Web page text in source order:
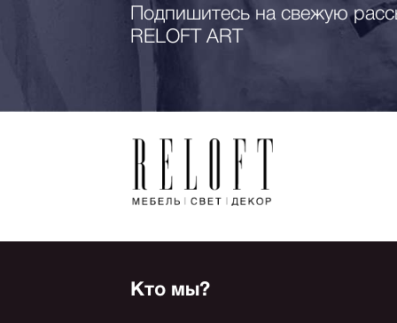
Подпишитесь на свежую
RELOFT ART
Кто мы?